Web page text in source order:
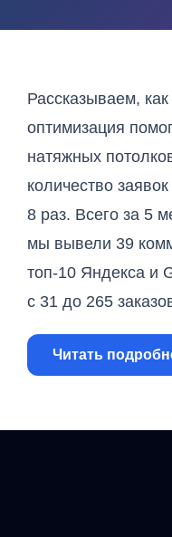
Рассказываем,
оптимизация
натяжных
количество
8 раз. Всего за 5
мы вывели 39
топ-10 Яндекса и
с 31 до 265
1. Цель
В Студию Аксиома
потолков. На
Читать